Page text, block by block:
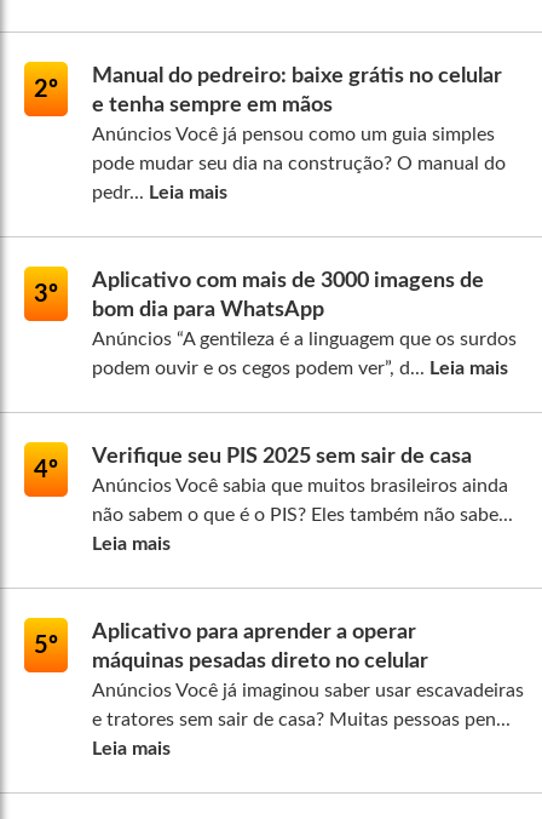
2º
Manual do pedreiro: baixe grátis no celular
e tenha sempre em mãos
Anúncios Você já pensou como um guia simples
pode mudar seu dia na construção? O manual do
pedr... Leia mais
3º
Aplicativo com mais de 3000 imagens de
bom dia para WhatsApp
Anúncios “A gentileza é a linguagem que os surdos
podem ouvir e os cegos podem ver”, d... Leia mais
4º
Verifique seu PIS 2025 sem sair de casa
Anúncios Você sabia que muitos brasileiros ainda
não sabem o que é o PIS? Eles também não sabe...
Leia mais
5º
Aplicativo para aprender a operar
máquinas pesadas direto no celular
Anúncios Você já imaginou saber usar escavadeiras
e tratores sem sair de casa? Muitas pessoas pen...
Leia mais